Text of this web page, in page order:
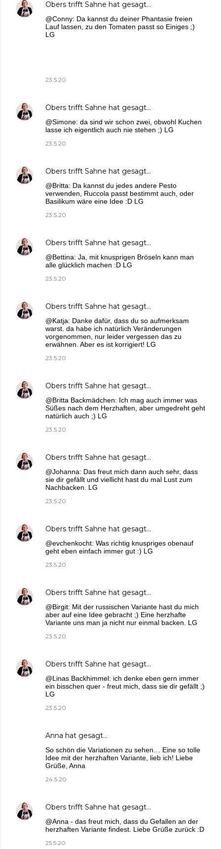
Obers trifft Sahne hat gesagt…
@Conny: Da kannst du deiner Phantasie freien
Lauf lassen, zu den Tomaten passt so Einiges ;)
LG
23.5.20
Obers trifft Sahne hat gesagt…
@Simone: da sind wir schon zwei, obwohl Kuchen
lasse ich eigentlich auch nie stehen ;) LG
23.5.20
Obers trifft Sahne hat gesagt…
@Britta: Da kannst du jedes andere Pesto
verwenden, Ruccola passt bestimmt auch, oder
Basilikum wäre eine Idee :D LG
23.5.20
Obers trifft Sahne hat gesagt…
@Bettina: Ja, mit knusprigen Bröseln kann man
alle glücklich machen :D LG
23.5.20
Obers trifft Sahne hat gesagt…
@Katja: Danke dafür, dass du so aufmerksam
warst. da habe ich natürlich Veränderungen
vorgenommen, nur leider vergessen das zu
erwähnen. Aber es ist korrigiert! LG
23.5.20
Obers trifft Sahne hat gesagt…
@Britta Backmädchen: Ich mag auch immer was
Süßes nach dem Herzhaften, aber umgedreht geht
natürlich auch ;) LG
23.5.20
Obers trifft Sahne hat gesagt…
@Johanna: Das freut mich dann auch sehr, dass
sie dir gefällt und viellicht hast du mal Lust zum
Nachbacken. LG
23.5.20
Obers trifft Sahne hat gesagt…
@evchenkocht: Was richtig knuspriges obenauf
geht eben einfach immer gut :) LG
23.5.20
Obers trifft Sahne hat gesagt…
@Birgit: Mit der russischen Variante hast du mich
aber auf eine Idee gebracht ;) Eine herzhafte
Variante uns man ja nicht nur einmal backen. LG
23.5.20
Obers trifft Sahne hat gesagt…
@Linas Backhimmel: ich denke eben gern immer
ein bisschen quer - freut mich, dass sie dir gefällt ;)
LG
23.5.20
Anna hat gesagt…
So schön die Variationen zu sehen… Eine so tolle
Idee mit der herzhaften Variante, lieb ich! Liebe
Grüße, Anna
24.5.20
Obers trifft Sahne hat gesagt…
@Anna - das freut mich, dass du Gefallen an der
herzhaften Variante findest. Liebe Grüße zurück :D
25.5.20